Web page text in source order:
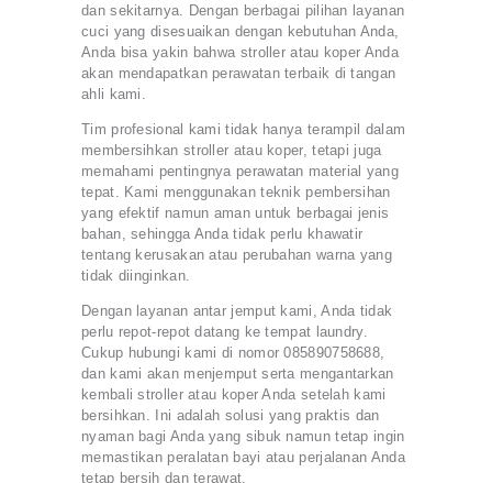
dan sekitarnya. Dengan berbagai pilihan layanan
cuci yang disesuaikan dengan kebutuhan Anda,
Anda bisa yakin bahwa stroller atau koper Anda
akan mendapatkan perawatan terbaik di tangan
ahli kami.
Tim profesional kami tidak hanya terampil dalam
membersihkan stroller atau koper, tetapi juga
memahami pentingnya perawatan material yang
tepat. Kami menggunakan teknik pembersihan
yang efektif namun aman untuk berbagai jenis
bahan, sehingga Anda tidak perlu khawatir
tentang kerusakan atau perubahan warna yang
tidak diinginkan.
Dengan layanan antar jemput kami, Anda tidak
perlu repot-repot datang ke tempat laundry.
Cukup hubungi kami di nomor 085890758688,
dan kami akan menjemput serta mengantarkan
kembali stroller atau koper Anda setelah kami
bersihkan. Ini adalah solusi yang praktis dan
nyaman bagi Anda yang sibuk namun tetap ingin
memastikan peralatan bayi atau perjalanan Anda
tetap bersih dan terawat.